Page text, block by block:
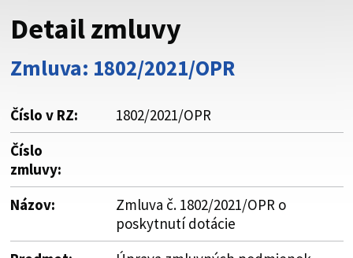
Buďte pozorní a vždy sa uistite, že zdieľate informácie iba
cez zabezpečenú webovú stránku. Zabezpečená stránka
vždy začína https:// pred názvom domény webového sídla.
Detail zmluvy
Zmluva: 1802/2021/OPR
Číslo v RZ:
1802/2021/OPR
Číslo
zmluvy:
Názov:
Zmluva č. 1802/2021/OPR o
poskytnutí dotácie